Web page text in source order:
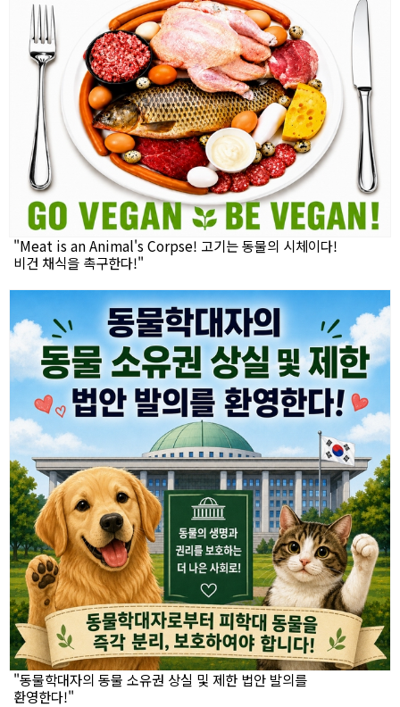
"Meat is an Animal's Corpse! 고기는 동물의 시체이다!
비건 채식을 촉구한다!"
"동물학대자의 동물 소유권 상실 및 제한 법안 발의를
환영한다!"